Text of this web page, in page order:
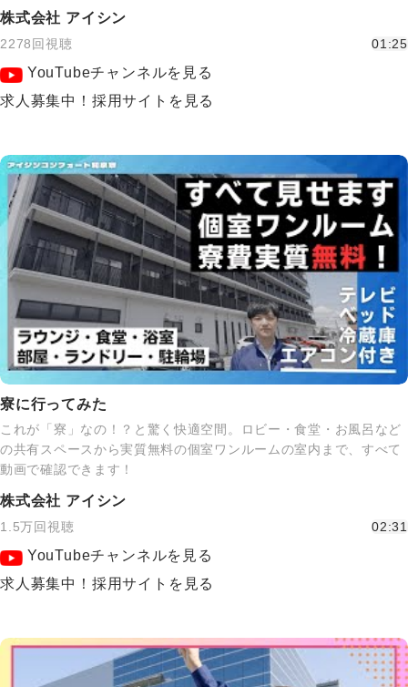
株式会社 アイシン
2278回視聴 01:25
YouTubeチャンネルを見る
求人募集中！採用サイトを見る
寮に行ってみた
これが「寮」なの！？と驚く快適空間。ロビー・食堂・お風呂など
の共有スペースから実質無料の個室ワンルームの室内まで、すべて
動画で確認できます！
株式会社 アイシン
1.5万回視聴 02:31
YouTubeチャンネルを見る
求人募集中！採用サイトを見る